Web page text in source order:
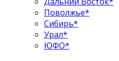
Поволжье*
Сибирь*
Урал*
ЮФО*